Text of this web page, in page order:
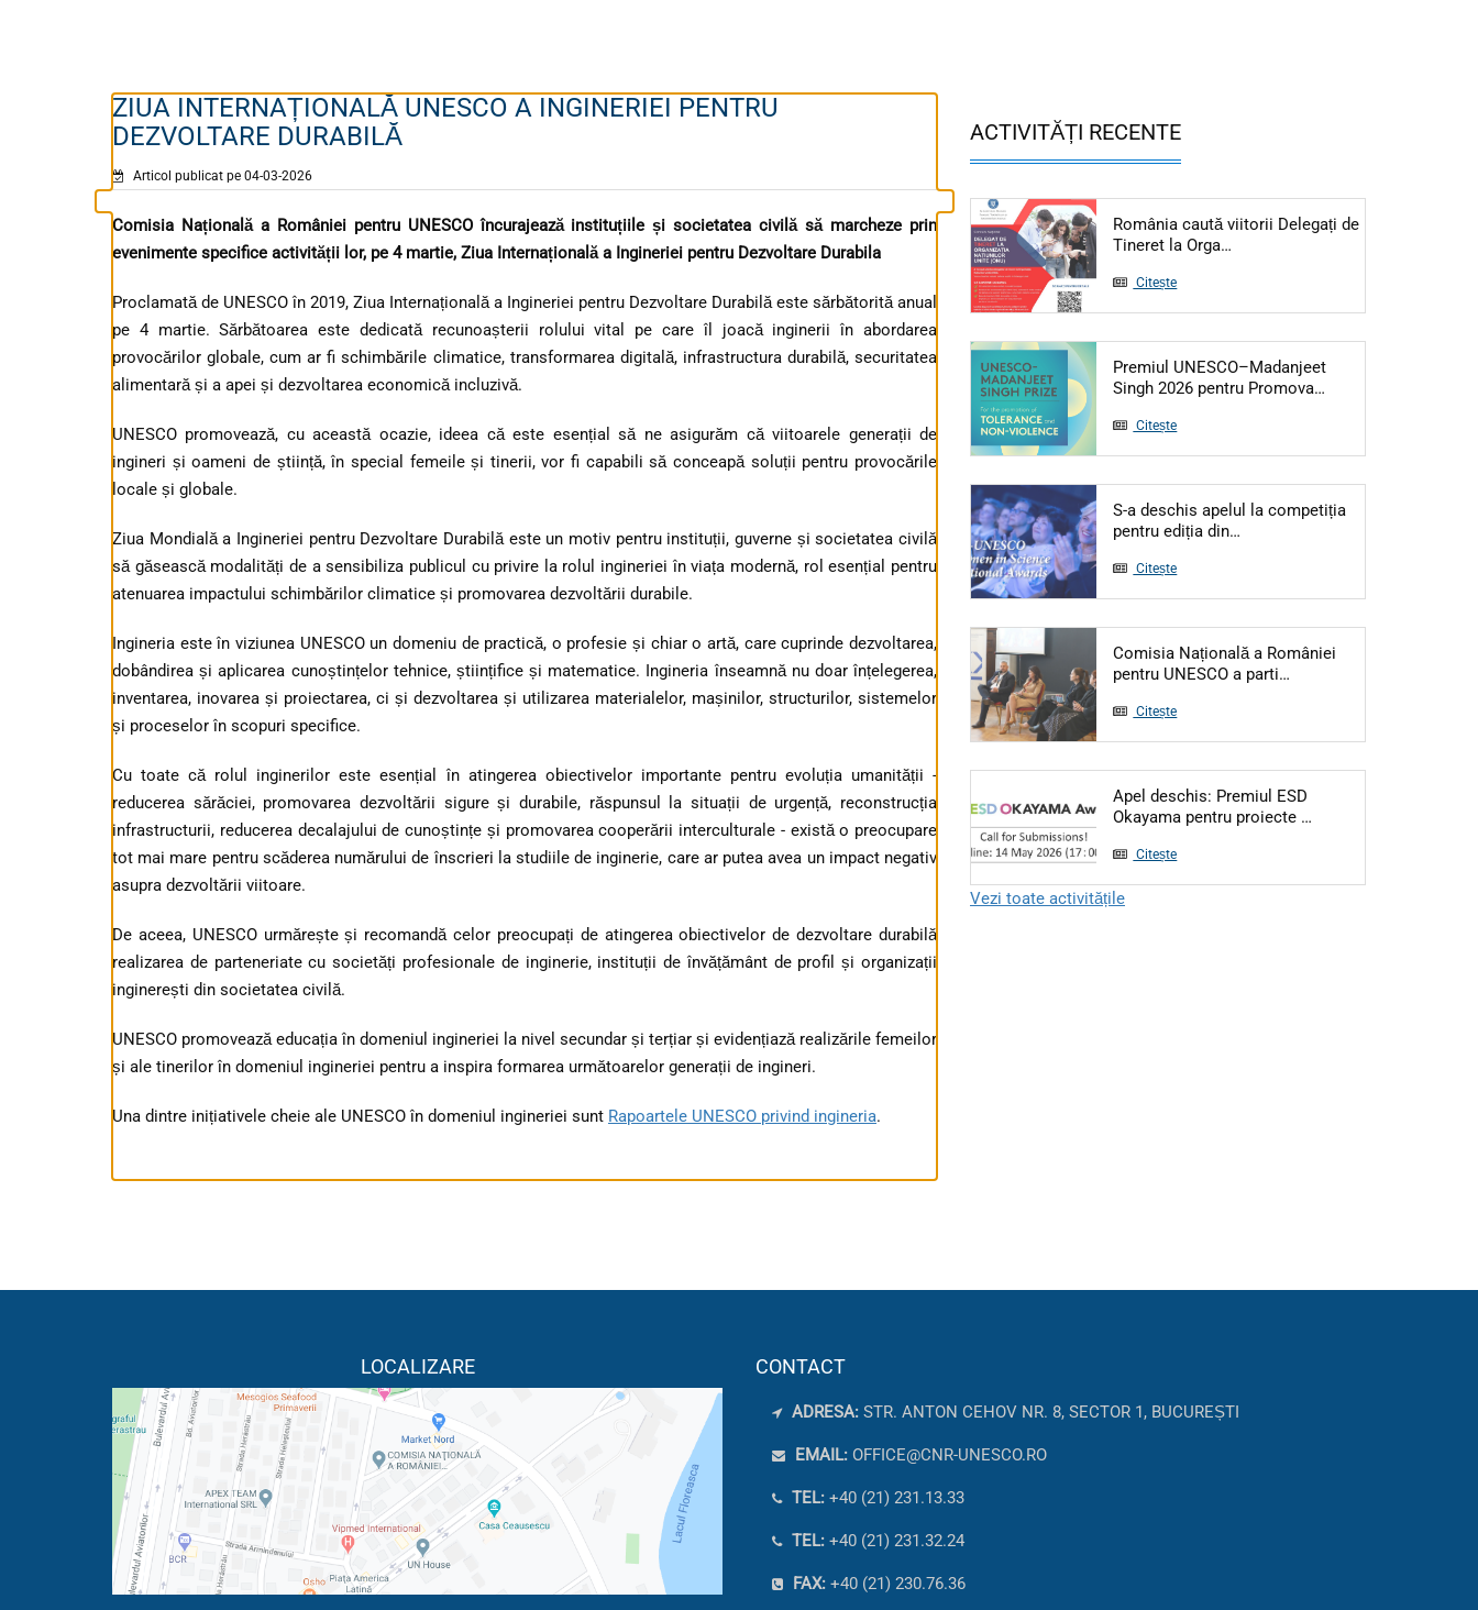
ZIUA INTERNAȚIONALĂ UNESCO A INGINERIEI PENTRU
DEZVOLTARE DURABILĂ
Articol publicat pe 04-03-2026
Comisia Națională a României pentru UNESCO încurajează instituțiile și societatea civilă să marcheze prin
evenimente specifice activității lor, pe 4 martie, Ziua Internațională a Ingineriei pentru Dezvoltare Durabila
Proclamată de UNESCO în 2019, Ziua Internațională a Ingineriei pentru Dezvoltare Durabilă este sărbătorită anual
pe 4 martie. Sărbătoarea este dedicată recunoașterii rolului vital pe care îl joacă inginerii în abordarea
provocărilor globale, cum ar fi schimbările climatice, transformarea digitală, infrastructura durabilă, securitatea
alimentară și a apei și dezvoltarea economică incluzivă.
UNESCO promovează, cu această ocazie, ideea că este esențial să ne asigurăm că viitoarele generații de
ingineri și oameni de știință, în special femeile și tinerii, vor fi capabili să conceapă soluții pentru provocările
locale și globale.
Ziua Mondială a Ingineriei pentru Dezvoltare Durabilă este un motiv pentru instituții, guverne și societatea civilă
să găsească modalități de a sensibiliza publicul cu privire la rolul ingineriei în viața modernă, rol esențial pentru
atenuarea impactului schimbărilor climatice și promovarea dezvoltării durabile.
Ingineria este în viziunea UNESCO un domeniu de practică, o profesie și chiar o artă, care cuprinde dezvoltarea,
dobândirea și aplicarea cunoștințelor tehnice, științifice și matematice. Ingineria înseamnă nu doar înțelegerea,
inventarea, inovarea și proiectarea, ci și dezvoltarea și utilizarea materialelor, mașinilor, structurilor, sistemelor
și proceselor în scopuri specifice.
Cu toate că rolul inginerilor este esențial în atingerea obiectivelor importante pentru evoluția umanității -
reducerea sărăciei, promovarea dezvoltării sigure și durabile, răspunsul la situații de urgență, reconstrucția
infrastructurii, reducerea decalajului de cunoștințe și promovarea cooperării interculturale - există o preocupare
tot mai mare pentru scăderea numărului de înscrieri la studiile de inginerie, care ar putea avea un impact negativ
asupra dezvoltării viitoare.
De aceea, UNESCO urmărește și recomandă celor preocupați de atingerea obiectivelor de dezvoltare durabilă
realizarea de parteneriate cu societăți profesionale de inginerie, instituții de învățământ de profil și organizații
inginerești din societatea civilă.
UNESCO promovează educația în domeniul ingineriei la nivel secundar și terțiar și evidențiază realizările femeilor
și ale tinerilor în domeniul ingineriei pentru a inspira formarea următoarelor generații de ingineri.
Una dintre inițiativele cheie ale UNESCO în domeniul ingineriei sunt Rapoartele UNESCO privind ingineria.
ACTIVITĂȚI RECENTE
România caută viitorii Delegați de
Tineret la Orga…
Citește
Premiul UNESCO–Madanjeet
Singh 2026 pentru Promova…
Citește
S-a deschis apelul la competiția
pentru ediția din…
Citește
Comisia Națională a României
pentru UNESCO a parti…
Citește
Apel deschis: Premiul ESD
Okayama pentru proiecte …
Citește
Vezi toate activitățile
LOCALIZARE CONTACT
ADRESA: STR. ANTON CEHOV NR. 8, SECTOR 1, BUCUREȘTI
EMAIL: OFFICE@CNR-UNESCO.RO
TEL: +40 (21) 231.13.33
TEL: +40 (21) 231.32.24
FAX: +40 (21) 230.76.36